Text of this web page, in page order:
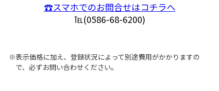
☎スマホでのお問合せはコチラへ
℡(0586-68-6200)
※表示価格に加え、登録状況によって別途費用がかかりますの
で、必ずお問い合わせください。